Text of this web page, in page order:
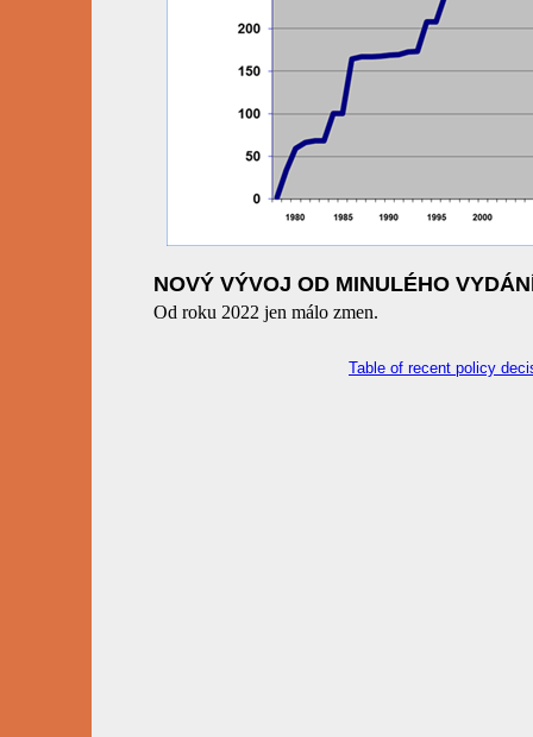
NOVÝ VÝVOJ OD MINULÉHO
Od roku 2022 jen málo zmen.
Table of recent policy